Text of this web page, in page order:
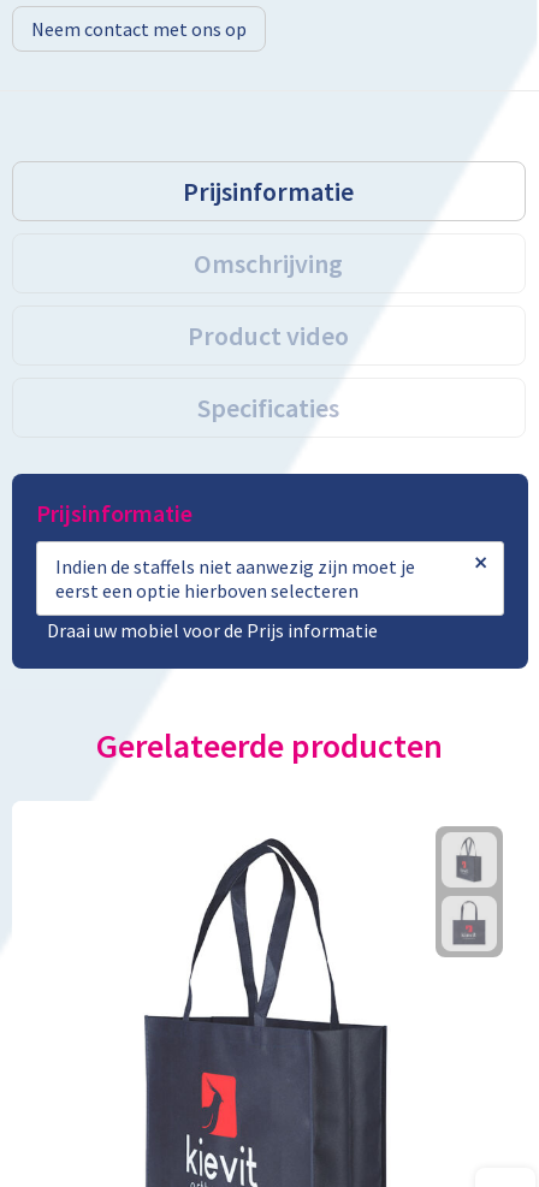
Neem contact met ons op
Prijsinformatie
Omschrijving
Product video
Specificaties
Prijsinformatie
Indien de staffels niet aanwezig zijn moet je
eerst een optie hierboven selecteren
×
Draai uw mobiel voor de Prijs informatie
Gerelateerde producten